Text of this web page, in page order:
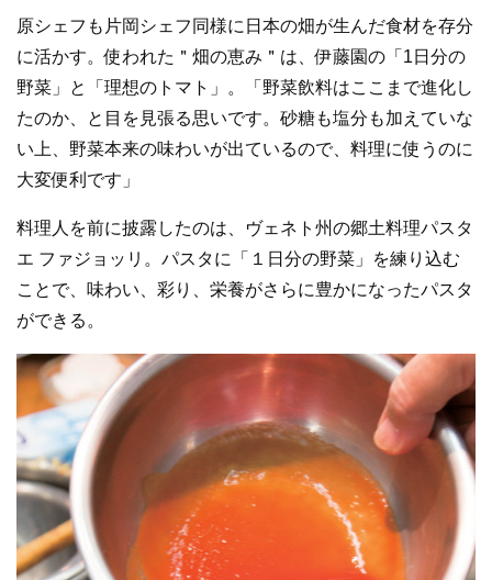
原シェフも片岡シェフ同様に日本の畑が生んだ食材を存分
に活かす。使われた＂畑の恵み＂は、伊藤園の「1日分の
野菜」と「理想のトマト」。「野菜飲料はここまで進化し
たのか、と目を見張る思いです。砂糖も塩分も加えていな
い上、野菜本来の味わいが出ているので、料理に使うのに
大変便利です」
料理人を前に披露したのは、ヴェネト州の郷土料理パスタ
エ ファジョッリ。パスタに「１日分の野菜」を練り込む
ことで、味わい、彩り、栄養がさらに豊かになったパスタ
ができる。